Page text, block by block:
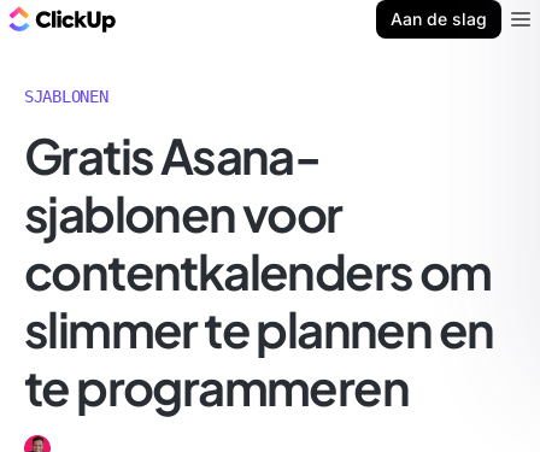
Aan de slag
SJABLONEN
Gratis Asana-
sjablonen voor
contentkalenders om
slimmer te plannen en
te programmeren